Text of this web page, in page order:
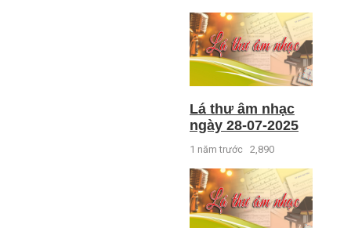
Lá thư âm nhạc
ngày 28-07-2025
1 năm trước 2,890